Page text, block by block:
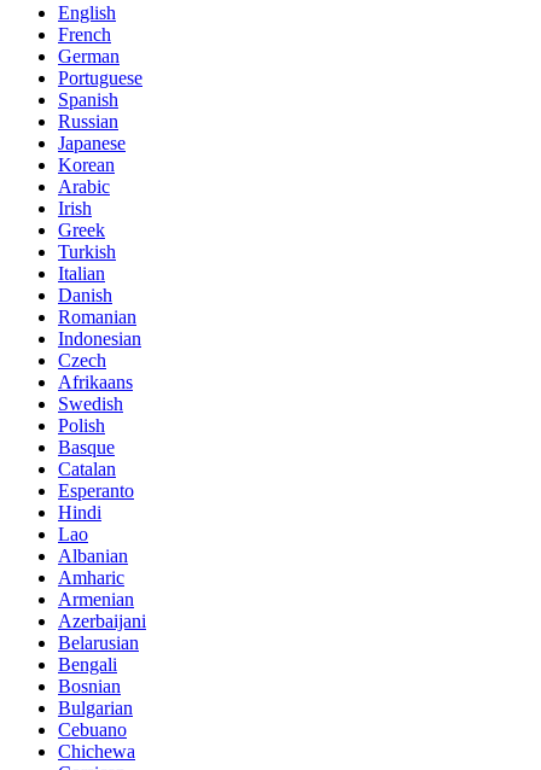
English
French
German
Portuguese
Spanish
Russian
Japanese
Korean
Arabic
Irish
Greek
Turkish
Italian
Danish
Romanian
Indonesian
Czech
Afrikaans
Swedish
Polish
Basque
Catalan
Esperanto
Hindi
Lao
Albanian
Amharic
Armenian
Azerbaijani
Belarusian
Bengali
Bosnian
Bulgarian
Cebuano
Chichewa